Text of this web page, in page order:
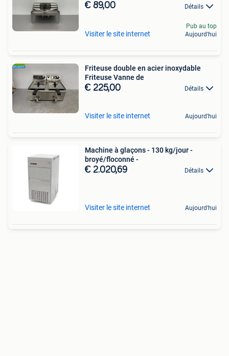
€ 89,00 Détails
Visiter le site internet
Pub au top
Aujourd'hui
Friteuse double en acier inoxydable
Friteuse Vanne de
€ 225,00 Détails
Visiter le site internet Aujourd'hui
Machine à glaçons - 130 kg/jour -
broyé/floconné -
€ 2.020,69 Détails
Visiter le site internet Aujourd'hui